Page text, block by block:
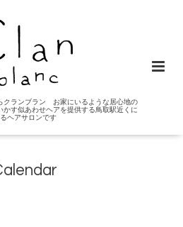
クランブラン お家にいるような居心地の
かす似あわせヘアを提供する鳥取駅近くに
ヘアサロンです